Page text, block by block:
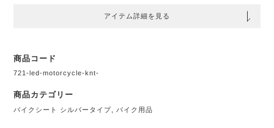
アイテム詳細を見る
商品コード
721-led-motorcycle-knt-
商品カテゴリー
バイクシート シルバータイプ バイク用品